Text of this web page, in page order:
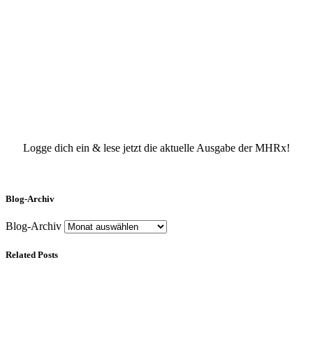
Logge dich ein & lese jetzt die aktuelle Ausgabe der MHRx!
Blog-Archiv
Blog-Archiv
Related Posts